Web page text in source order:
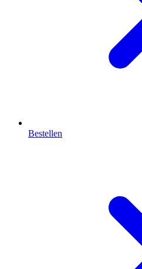
Bestellen